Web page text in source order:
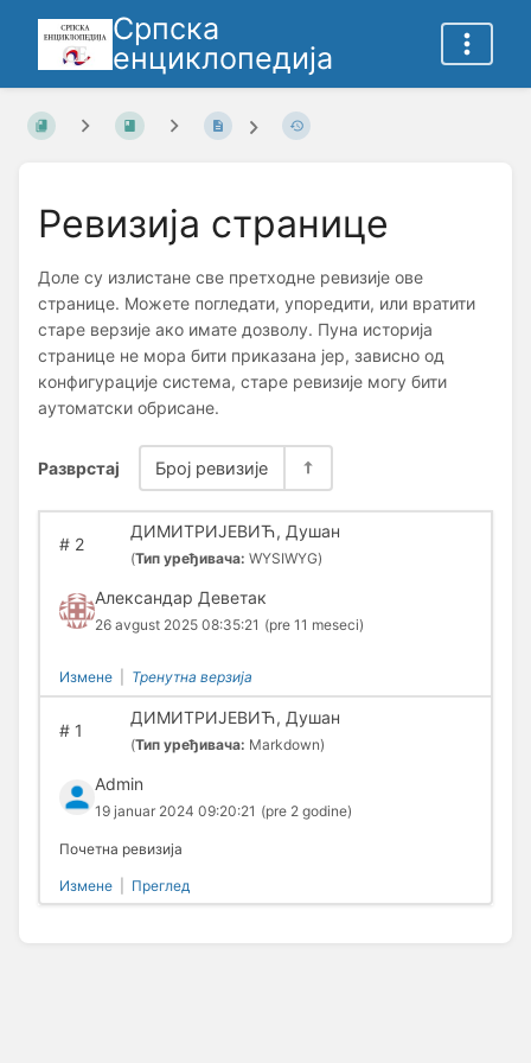
Српска
енциклопедија
Ревизија странице
Доле су излистане све претходне ревизије ове
странице. Можете погледати, упоредити, или вратити
старе верзије ако имате дозволу. Пуна историја
странице не мора бити приказана јер, зависно од
конфигурације система, старе ревизије могу бити
аутоматски обрисане.
Разврстај Број ревизије
#2
ДИМИТРИЈЕВИЋ, Душан
(Тип уређивача: WYSIWYG)
Александар Деветак
26 avgust 2025 08:35:21 (pre 11 meseci)
Измене Тренутна верзија
#1
ДИМИТРИЈЕВИЋ, Душан
(Тип уређивача: Markdown)
Admin
19 januar 2024 09:20:21 (pre 2 godine)
Почетна ревизија
Измене Преглед